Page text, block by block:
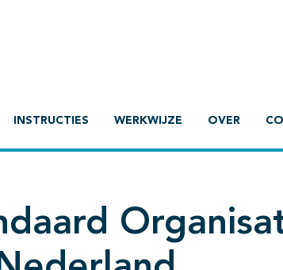
INSTRUCTIES WERKWIJZE OVER